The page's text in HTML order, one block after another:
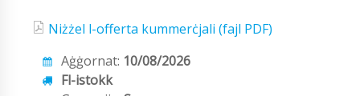
Niżżel l-offerta kummerċjali (fajl PDF)
Aġġornat: 10/08/2026
Fl-istokk